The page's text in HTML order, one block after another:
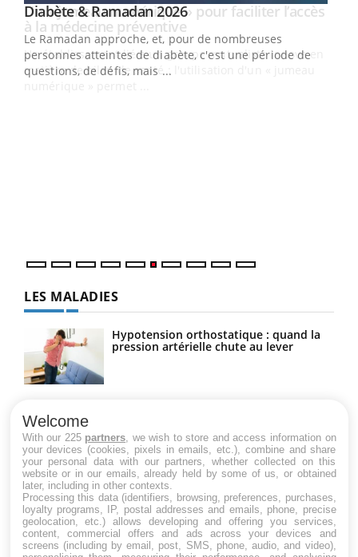
Youtube
Diabète & Ramadan 2026Youtube
Le Ramadan approche, et, pour de nombreuses
personnes atteintes de diabète, c'est une période de
questions, de défis, mais ...
Youtube
Un « jumeau numérique » pour faciliter l’accès
à la médecine préventiveYoutube
Un établissement lié à un groupe mutualiste innove en
matière de bilan de santé : l'utilisation d'un « jumeau
LES MALADIES
Hypotension orthostatique : quand la
pression artérielle chute au lever
Maladie de Charcot (Sclérose latérale
amyotrophique)
Welcome
With our 225 partners , we wish to store and access information on
your devices (cookies, pixels in emails, etc.), combine and share
your personal data with our partners, whether collected on this
website or in our emails, already held by some of us, or obtained
later, including in other contexts.
Processing this data (identifiers, browsing, preferences, purchases,
loyalty programs, IP, postal addresses and emails, phone, precise
geolocation, etc.) allows developing and offering you services,
content, commercial offers and ads across your devices and
screens (including by email, post, SMS, phone, audio, and video),